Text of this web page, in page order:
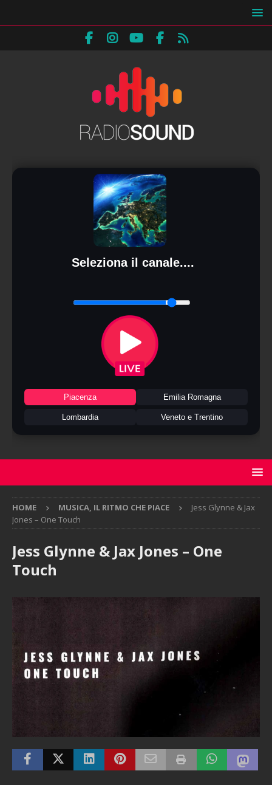
Seleziona il canale....
Piacenza Emilia Romagna
Lombardia Veneto e Trentino
HOME MUSICA, IL RITMO CHE PIACE
Jess Glynne & Jax
Jones – One Touch
Jess Glynne & Jax Jones – One
Touch